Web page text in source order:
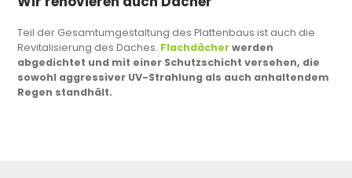
Teil der Gesamtumgestaltung des Plattenbaus ist auch die
Revitalisierung des Daches. Flachdächerwerden
abgedichtet und mit einer Schutzschicht versehen, die
sowohl aggressiver UV-Strahlung als auch anhaltendem
Regen standhält.